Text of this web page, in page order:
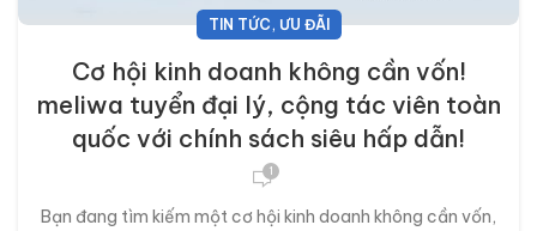
TIN TỨC, ƯU ĐÃI
Cơ hội kinh doanh không cần vốn!
meliwa tuyển đại lý, cộng tác viên toàn
quốc với chính sách siêu hấp dẫn!
1
Bạn đang tìm kiếm một cơ hội kinh doanh không cần vốn,